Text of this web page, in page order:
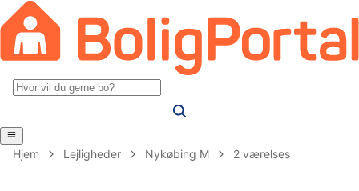
Hjem Lejligheder Nykøbing M 2 værelses